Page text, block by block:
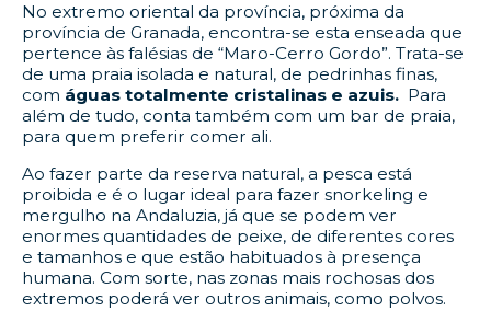
No extremo oriental da província, próxima da
província de Granada, encontra-se esta enseada que
pertence às falésias de “Maro-Cerro Gordo”. Trata-se
de uma praia isolada e natural, de pedrinhas finas,
com águas totalmente cristalinas e azuis. Para
além de tudo, conta também com um bar de praia,
para quem preferir comer ali.
Ao fazer parte da reserva natural, a pesca está
proibida e é o lugar ideal para fazer snorkeling e
mergulho na Andaluzia, já que se podem ver
enormes quantidades de peixe, de diferentes cores
e tamanhos e que estão habituados à presença
humana. Com sorte, nas zonas mais rochosas dos
extremos poderá ver outros animais, como polvos.